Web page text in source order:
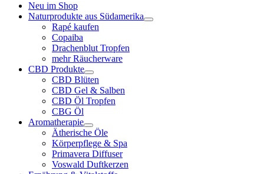
Neu im Shop
Naturprodukte aus Südamerika
Rapé kaufen
Copaiba
Drachenblut Tropfen
mehr Räucherware
CBD Produkte
CBD Blüten
CBD Gel & Salben
CBD Öl Tropfen
CBG Öl
Aromatherapie
Ätherische Öle
Körperpflege & Spa
Primavera Diffuser
Voswald Duftkerzen